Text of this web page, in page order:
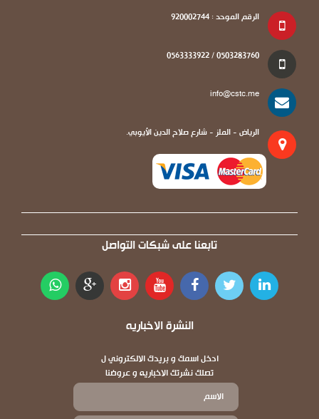
الرقم الموحد : 920002744
0503283760 / 0563333922
info@cstc.me
الرياض - الملز - شارع صلاح الدين الأيوبي.
تابعنا على شبكات التواصل
النشرة الاخباريه
ادخل اسمك و بريدك الالكتروني ل
تصلك نشرتك الاخباريه و عروضنا